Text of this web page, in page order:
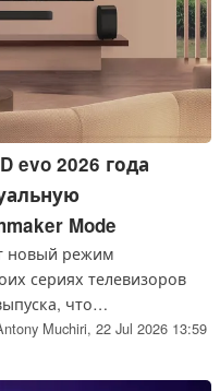
evo 2026 года
Mode
новый режим
сериях телевизоров
что
контроль над
Filmmaker Mode.
Muchiri, 22 Jul 2026 13:59